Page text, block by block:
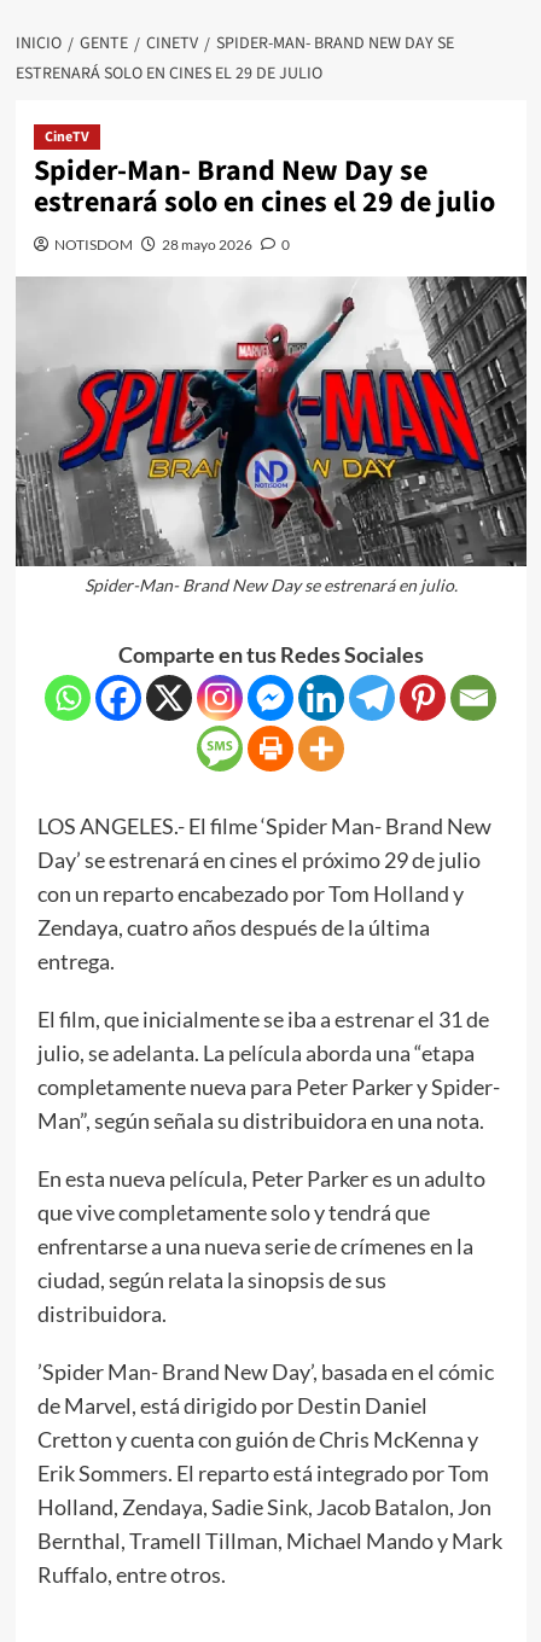
INICIO GENTE CINETV
SPIDER-MAN- BRAND NEW DAY SE
ESTRENARÁ SOLO EN CINES EL 29 DE JULIO
CineTV
Spider-Man- Brand New Day se
estrenará solo en cines el 29 de julio
NOTISDOM 28 mayo 2026 0
Spider-Man- Brand New Day se estrenará en julio.
Comparte en tus Redes Sociales
LOS ANGELES.- El filme ‘Spider Man- Brand New
Day’ se estrenará en cines el próximo 29 de julio
con un reparto encabezado por Tom Holland y
Zendaya, cuatro años después de la última
entrega.
El film, que inicialmente se iba a estrenar el 31 de
julio, se adelanta. La película aborda una “etapa
completamente nueva para Peter Parker y Spider-
Man”, según señala su distribuidora en una nota.
En esta nueva película, Peter Parker es un adulto
que vive completamente solo y tendrá que
enfrentarse a una nueva serie de crímenes en la
ciudad, según relata la sinopsis de sus
distribuidora.
’Spider Man- Brand New Day’, basada en el cómic
de Marvel, está dirigido por Destin Daniel
Cretton y cuenta con guión de Chris McKenna y
Erik Sommers. El reparto está integrado por Tom
Holland, Zendaya, Sadie Sink, Jacob Batalon, Jon
Bernthal, Tramell Tillman, Michael Mando y Mark
Ruffalo, entre otros.